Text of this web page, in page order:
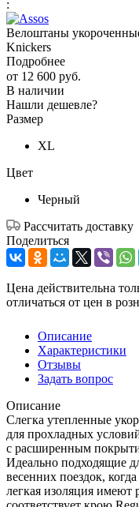
:
Велоштаны
Knickers
Подробнее
от 12 600 руб.
В наличии
Нашли дешевле?
Размер
XL
Цвет
Черный
Рассчитать доставку
Поделиться
Цена действительна
отличаться от цен в
Описание
Характеристики
Отзывы
Задать вопрос
Описание
Слегка утепленные
для прохладных
с расширенным
Идеально подходящие
весенних поездок,
легкая изоляция имеют